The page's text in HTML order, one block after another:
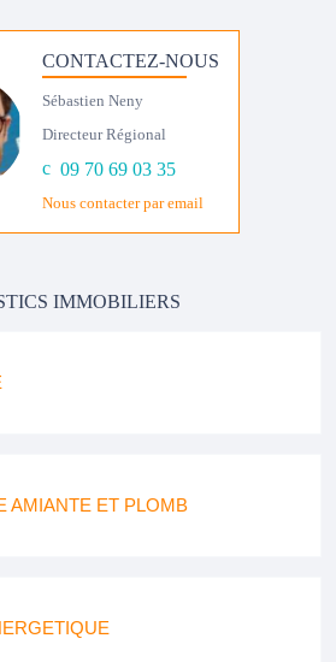
CONTACTEZ-NOUS
Sébastien Neny
Directeur Régional
09 70 69 03 35
Nous contacter par email
IMMOBILIERS
AMIANTE ET PLOMB